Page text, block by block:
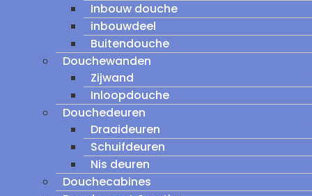
Inbouw douche
inbouwdeel
Buitendouche
Douchewanden
Zijwand
Inloopdouche
Douchedeuren
Draaideuren
Schuifdeuren
Nis deuren
Douchecabines